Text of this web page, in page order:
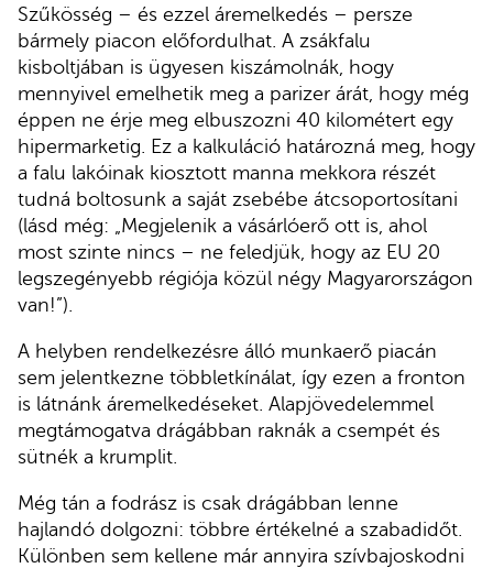
Szűkösség – és ezzel áremelkedés – persze
bármely piacon előfordulhat. A zsákfalu
kisboltjában is ügyesen kiszámolnák, hogy
mennyivel emelhetik meg a parizer árát, hogy még
éppen ne érje meg elbuszozni 40 kilométert egy
hipermarketig. Ez a kalkuláció határozná meg, hogy
a falu lakóinak kiosztott manna mekkora részét
tudná boltosunk a saját zsebébe átcsoportosítani
(lásd még: „Megjelenik a vásárlóerő ott is, ahol
most szinte nincs – ne feledjük, hogy az EU 20
legszegényebb régiója közül négy Magyarországon
van!”).
A helyben rendelkezésre álló munkaerő piacán
sem jelentkezne többletkínálat, így ezen a fronton
is látnánk áremelkedéseket. Alapjövedelemmel
megtámogatva drágábban raknák a csempét és
sütnék a krumplit.
Még tán a fodrász is csak drágábban lenne
hajlandó dolgozni: többre értékelné a szabadidőt.
Különben sem kellene már annyira szívbajoskodni